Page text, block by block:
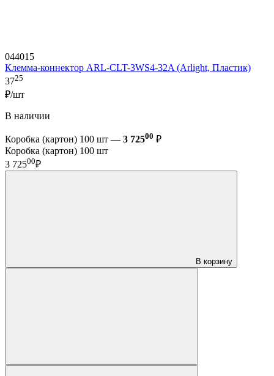
044015
Клемма-коннектор ARL-CLT-3WS4-32A (Arlight, Пластик)
3725
₽/шт
В наличии
Коробка (картон) 100 шт — 3 72500 ₽
Коробка (картон) 100 шт
3 72500₽
В корзину